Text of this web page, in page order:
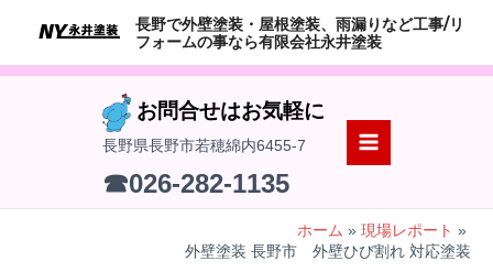
テ
長野で外壁塗装・屋根塗装、雨漏りなど工事/リ
フォームの事なら有限会社永井塗装
お問合せはお気軽に
長野県長野市若穂綿内6455-7
☎026-282-1135
MAIN
ホーム
現場レポート
外壁塗装 長野市 外壁ひび割れ 対応塗装